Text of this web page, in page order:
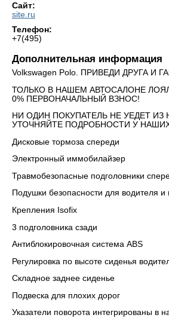
Сайт:
site.ru
Телефон:
+7(495)
Дополнительная информация
Volkswagen Polo. ПРИВЕДИ ДРУГА
ТОЛЬКО В НАШЕМ АВТОСАЛОНЕ
0% ПЕРВОНАЧАЛЬНЫЙ ВЗНОС!
НИ ОДИН ПОКУПАТЕЛЬ НЕ УЕДЕТ
УТОЧНЯЙТЕ ПОДРОБНОСТИ У
Дисковые тормоза спереди
Электронный иммобилайзер
Травмобезопасные подголовники
Подушки безопасности для водителя
Крепления Isofix
3 подголовника сзади
Антиблокировочная система ABS
Регулировка по высоте сиденья
Складное заднее сиденье
Подвеска для плохих дорог
Указатели поворота интегрированы в